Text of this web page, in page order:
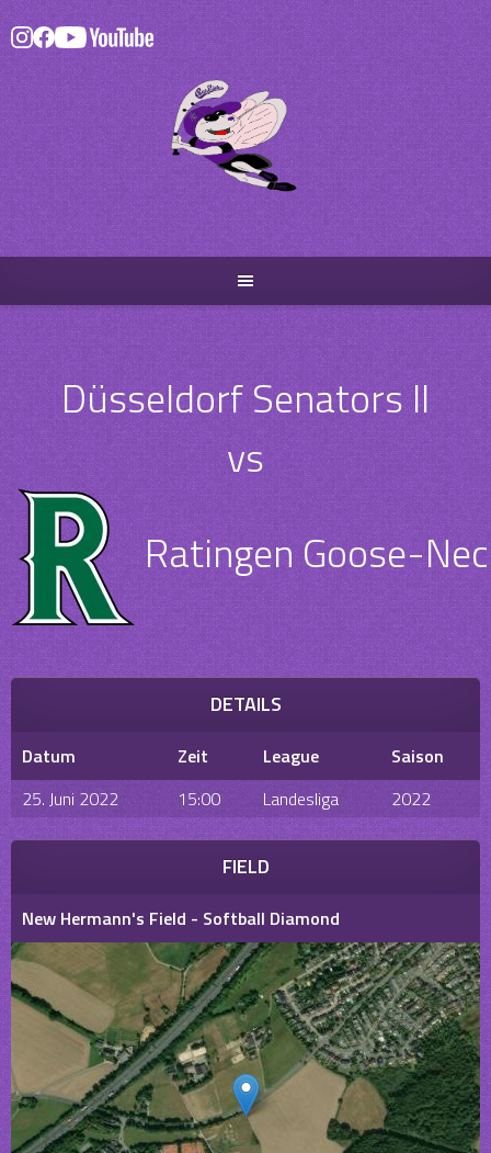
Skip
to
content
Düsseldorf Senators II
vs
Ratingen Goose-
DETAILS
Datum Zeit League
Saison
25. Juni 2022
15:00 Landesliga 2022
FIELD
New Hermann's Field - Softball Diamond